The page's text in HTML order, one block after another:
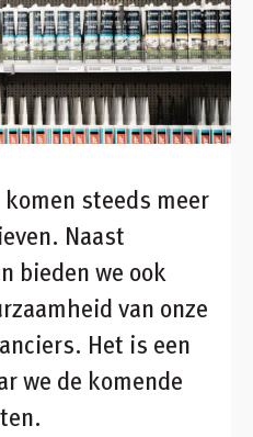
worden
steeds meer
Naast
bieden we ook
van onze
Het is een
we de komende